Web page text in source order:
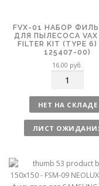
FVX-01 НАБОР
ДЛЯ ПЫЛЕСОСА
FILTER KIT (TYPE
125407-00)
16.00 руб.
л
и
ч
е
НЕТ НА СКЛАДЕ
ЛИСТ